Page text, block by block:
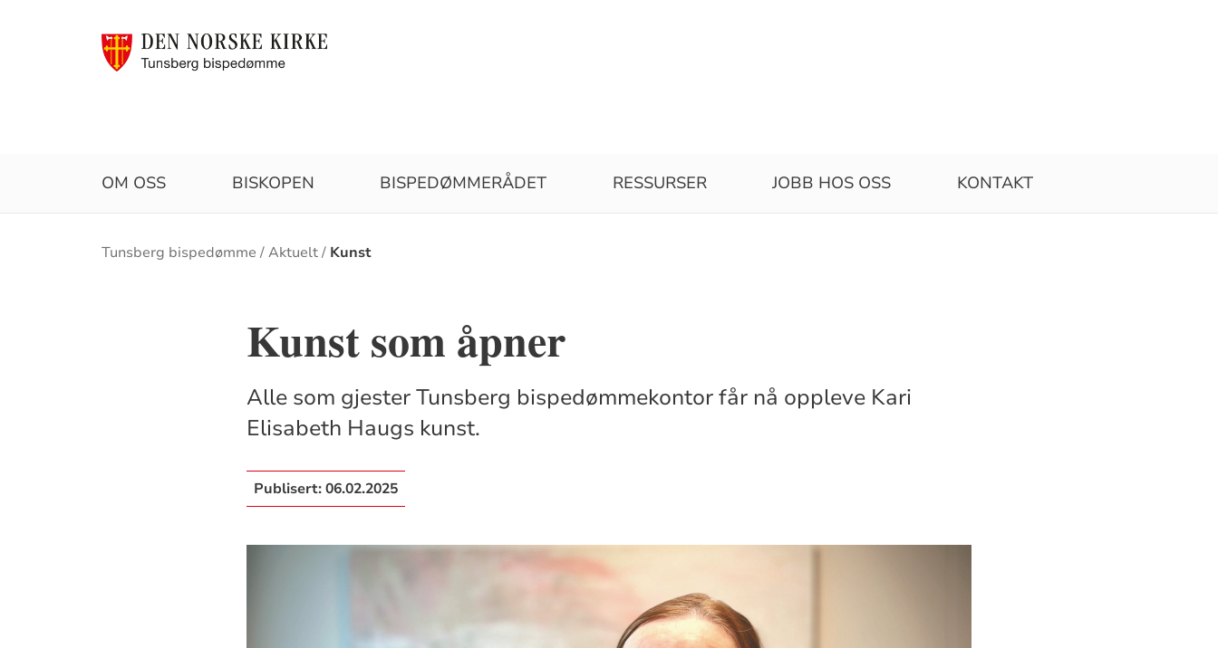
OM OSS BISKOPEN BISPEDØMMERÅDET RESSURSER JOBB HOS OSS KONTAKT
Brødsmulesti
Tunsberg bispedømme Aktuelt Kunst
Kunst som åpner
Alle som gjester Tunsberg bispedømmekontor får nå oppleve Kari
Elisabeth Haugs kunst.
Publisert:06.02.2025